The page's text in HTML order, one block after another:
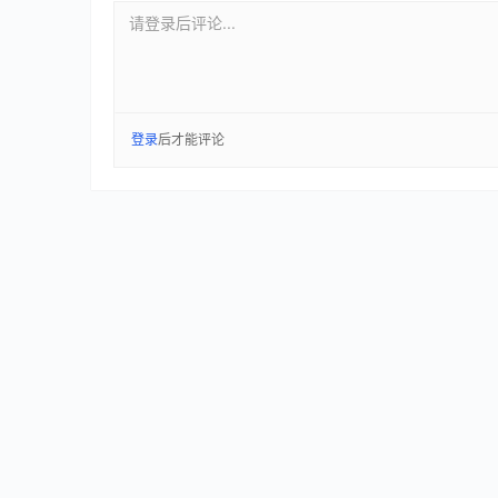
请登录后评论...
登录后才能评论